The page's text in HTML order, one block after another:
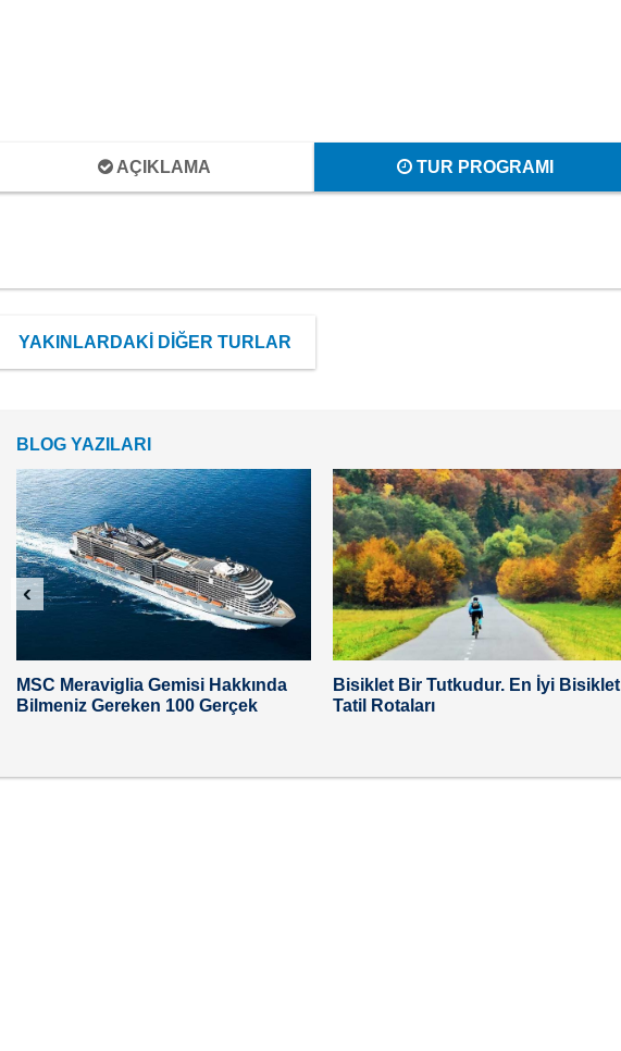
AÇIKLAMA TUR PROGRAMI
YAKINLARDAKİ DİĞER TURLAR
BLOG YAZILARI
MSC Meraviglia Gemisi Hakkında
Bilmeniz Gereken 100 Gerçek
Bisiklet Bir Tutkudur. En İyi Bisiklet
Tatil Rotaları
‹